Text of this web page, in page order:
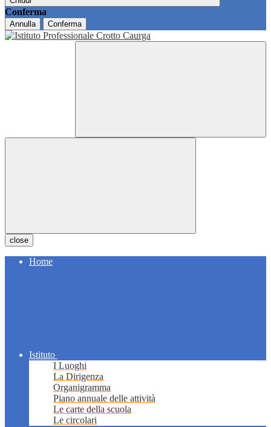
Conferma
Annulla Conferma
close
Home
Istituto
I Luoghi
La Dirigenza
Organigramma
Piano annuale delle attività
Le carte della scuola
Le circolari